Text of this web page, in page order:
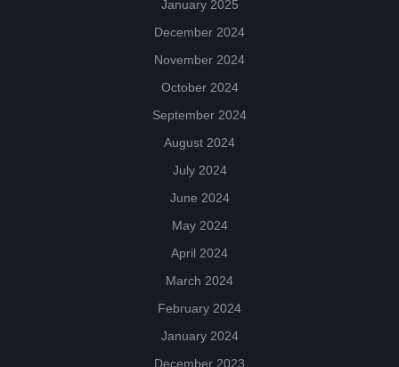
January 2025
December 2024
November 2024
October 2024
September 2024
August 2024
July 2024
June 2024
May 2024
April 2024
March 2024
February 2024
January 2024
December 2023